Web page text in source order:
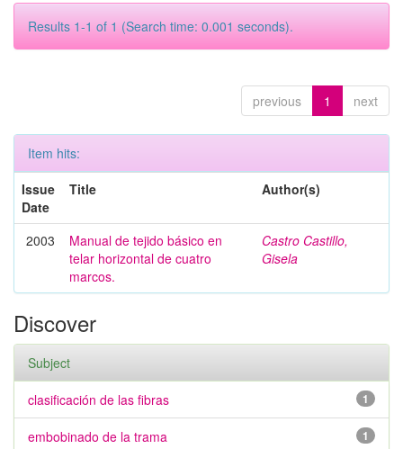
Results 1-1 of 1 (Search time: 0.001 seconds).
previous 1 next
Item hits:
Issue
Date
Title Author(s)
2003
Manual de tejido básico en
telar horizontal de cuatro
marcos.
Castro Castillo,
Gisela
Discover
Subject
1
clasificación de las fibras
1
embobinado de la trama